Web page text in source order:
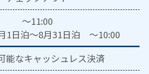
～11:00
1日泊～8月31日泊 ～10:00
能なキャッシュレス決済